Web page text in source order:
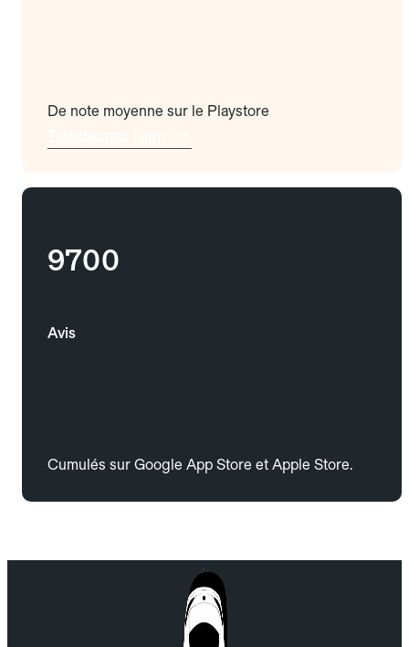
De note moyenne sur le Playstore
9700
Avis
Cumulés sur Google App Store et Apple Store.